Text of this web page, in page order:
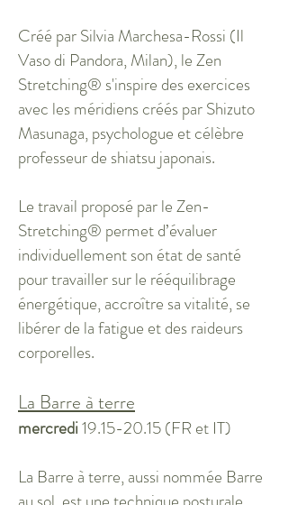
Créé par Silvia Marchesa-Rossi (Il
Vaso di Pandora, Milan), le Zen
Stretching® s'inspire des exercices
avec les méridiens créés par Shizuto
Masunaga, psychologue et célèbre
professeur de shiatsu japonais.
Le travail proposé par le Zen-
Stretching® permet d’évaluer
individuellement son état de santé
pour travailler sur le rééquilibrage
énergétique, accroître sa vitalité, se
libérer de la fatigue et des raideurs
corporelles.
La Barre à terre
mercredi19.15-20.15(FR et IT)
La Barre à terre, aussi nommée Barre